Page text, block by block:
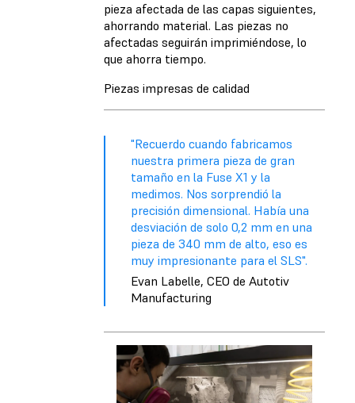
pieza afectada de las capas siguientes,
ahorrando material. Las piezas no
afectadas seguirán imprimiéndose, lo
que ahorra tiempo.
Piezas impresas de calidad
"Recuerdo cuando fabricamos
nuestra primera pieza de gran
tamaño en la Fuse X1 y la
medimos. Nos sorprendió la
precisión dimensional. Había una
desviación de solo 0,2 mm en una
pieza de 340 mm de alto, eso es
muy impresionante para el SLS".
Evan Labelle, CEO de Autotiv
Manufacturing